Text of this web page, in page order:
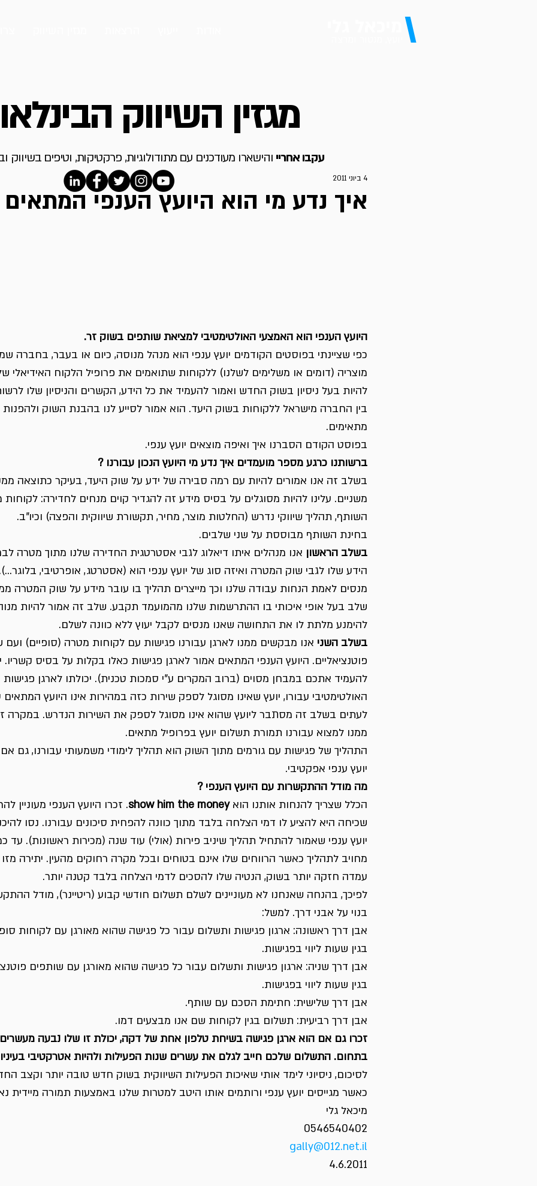
\
מגזין השיווק
איך נדע מי הוא היועץ הענפי המתאים
4 ביוני 2011
היועץ הענפי הוא האמצעי האולטימטיבי למציאת שותפים בשוק זר.
כפי שציינתי בפוסטים הקודמים יועץ ענפי הוא מנהל מנוסה, כיום או בעבר, בחברה
מוצריה (דומים או משלימים לשלנו) ללקוחות שתואמים את פרופיל הלקוח האידיאלי
להיות בעל ניסיון בשוק החדש ואמור להעמיד את כל הידע, הקשרים והניסיון שלו
בין החברה מישראל ללקוחות בשוק היעד. הוא אמור לסייע לנו בהבנת השוק
מתאימים.
בפוסט הקודם הסברנו איך ואיפה מוצאים יועץ ענפי.
ברשותנו כרגע מספר מועמדים איך נדע מי היועץ הנכון עבורנו ?
בשלב זה אנו אמורים להיות עם רמה סבירה של ידע על שוק היעד, בעיקר כתוצאה
משניים. עלינו להיות מסוגלים על בסיס מידע זה להגדיר קוים מנחים לחדירה:
השותף, תהליך שיווקי נדרש (החלטות מוצר, מחיר, תקשורת שיווקית והפצה) וכיו”ב.
בחינת השותף מבוססת על שני שלבים.
בשלב הראשון אנו מנהלים איתו דיאלוג לגבי אסטרטגית החדירה שלנו מתוך מטרה
הידע שלו לגבי שוק המטרה ואיזה סוג של יועץ ענפי הוא (אסטרטג, אופרטיבי,
מנסים לאמת הנחות עבודה שלנו וכך מייצרים תהליך בו עובר מידע על שוק המטרה
שלב בעל אופי איכותי בו ההתרשמות שלנו מהמועמד תקבע. שלב זה אמור להיות
להימנע מלתת לו את התחושה שאנו מנסים לקבל יעוץ ללא כוונה לשלם.
בשלב השני אנו מבקשים ממנו לארגן עבורנו פגישות עם לקוחות מטרה (סופיים)
פוטנציאליים. היועץ הענפי המתאים אמור לארגן פגישות כאלו בקלות על בסיס קשריו.
להעמיד אתכם במבחן מסוים (ברוב המקרים ע”י סמכות טכנית). יכולתו לארגן
האולטימטיבי עבורו, יועץ שאינו מסוגל לספק שירות כזה במהירות אינו היועץ המתאים
לעתים בשלב זה מסתבר ליועץ שהוא אינו מסוגל לספק את השירות הנדרש. במקרה
ממנו למצוא עבורנו תמורת תשלום יועץ בפרופיל מתאים.
התהליך של פגישות עם גורמים מתוך השוק הוא תהליך לימודי משמעותי עבורנו, גם אם
יועץ ענפי אפקטיבי.
מה מודל ההתקשרות עם היועץ הענפי ?
הכלל שצריך להנחות אותנו הוא show him the money. זכרו היועץ הענפי מעוניין
שכיחה היא להציע לו דמי הצלחה בלבד מתוך כוונה להפחית סיכונים עבורנו. נסו
יועץ ענפי שאמור להתחיל תהליך שיניב פירות (אולי) עוד שנה (מכירות ראשונות). עד
מחויב לתהליך כאשר הרווחים שלו אינם בטוחים ובכל מקרה רחוקים מהעין. יתירה
עמדה חזקה יותר בשוק, הנטיה שלו להסכים לדמי הצלחה בלבד קטנה יותר.
לפיכך, בהנחה שאנחנו לא מעוניינים לשלם תשלום חודשי קבוע (ריטיינר), מודל
בנוי על אבני דרך. למשל:
אבן דרך ראשונה: ארגון פגישות ותשלום עבור כל פגישה שהוא מאורגן עם לקוחות
בגין שעות ליווי בפגישות.
אבן דרך שניה: ארגון פגישות ותשלום עבור כל פגישה שהוא מאורגן עם שותפים
בגין שעות ליווי בפגישות.
אבן דרך שלישית: חתימת הסכם עם שותף.
אבן דרך רביעית: תשלום בגין לקוחות שם אנו מבצעים דמו.
זכרו גם אם הוא ארגן פגישה בשיחת טלפון אחת של דקה, יכולת זו שלו נבעה
בתחום. התשלום שלכם חייב לגלם את עשרים שנות הפעילות ולהיות אטרקטיבי
לסיכום, ניסיוני לימד אותי שאיכות הפעילות השיווקית בשוק חדש טובה יותר וקצב
כאשר מגייסים יועץ ענפי ורותמים אותו היטב למטרות שלנו באמצעות תמורה מיידית
מיכאל גלי
0546540402
gally@012.net.il
4.6.2011
עקבו אחריי והישארו מעודכנים עם מתודולוגיות, פרקטיקות, וטיפים בשיווק